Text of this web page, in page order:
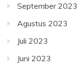
September 2023
Agustus 2023
Juli 2023
Juni 2023